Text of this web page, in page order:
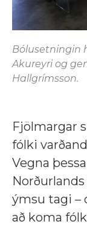
Bólusetningin
Akureyri og
Hallgrímsson.
Fjölmargar
fólki
Vegna
ýmsu tagi –
að koma